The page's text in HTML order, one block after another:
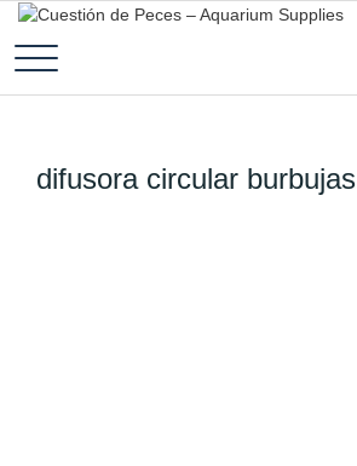
Cuestión de Peces –
Aquarium Supplies
difusora circular burbujas